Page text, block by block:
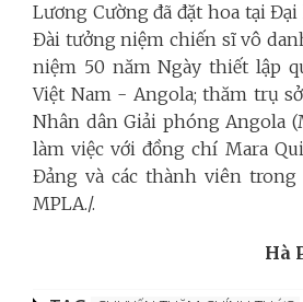
Lương Cường đã đặt hoa tại
Đài tưởng niệm chiến sĩ vô
niệm 50 năm Ngày thiết lập
Việt Nam - Angola; thăm trụ
Nhân dân Giải phóng Angola
làm việc với đồng chí Mara
Đảng và các thành viên trong
MPLA./.
Hà